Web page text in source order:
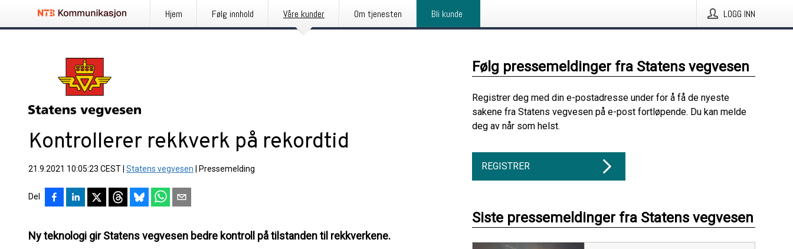
Hjem Følg innhold Våre kunder Om tjenesten Bli kunde LOGG INN
Kontrollerer rekkverk på rekordtid
21.9.2021 10:05:23 CEST Statens vegvesen Pressemelding
Del
Ny teknologi gir Statens vegvesen bedre kontroll på tilstanden til rekkverkene.
Følg pressemeldinger fra Statens vegvesen
Registrer deg med din e-postadresse under for å få de nyeste
sakene fra Statens vegvesen på e-post fortløpende. Du kan melde
deg av når som helst.
REGISTRER
Siste pressemeldinger fra Statens vegvesen